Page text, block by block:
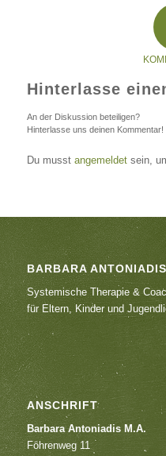
Hinterlasse
An der Diskussion beteiligen?
Hinterlasse uns deinen Kommentar!
Du musst angemeldetsein,
BARBARA ANTONIADIS
Systemische Therapie &
für Eltern, Kinder und
ANSCHRIFT
Barbara Antoniadis M.A.
Föhrenweg 11